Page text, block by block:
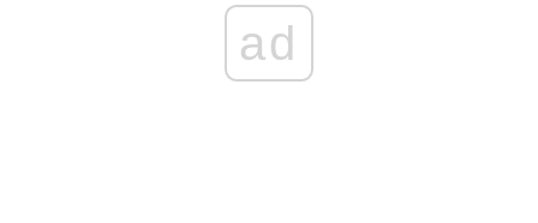
ad